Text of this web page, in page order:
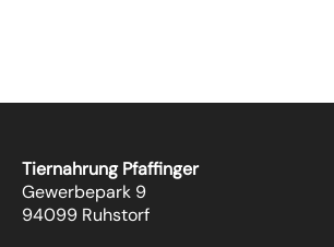
Tiernahrung Pfaffinger
Gewerbepark 9
94099 Ruhstorf